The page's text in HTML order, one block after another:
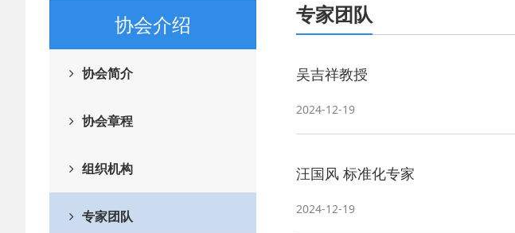
协会介绍
协会简介
协会章程
组织机构
专家团队
专家团队
吴吉祥教授
2024-12-19
汪国风 标准化专家
2024-12-19